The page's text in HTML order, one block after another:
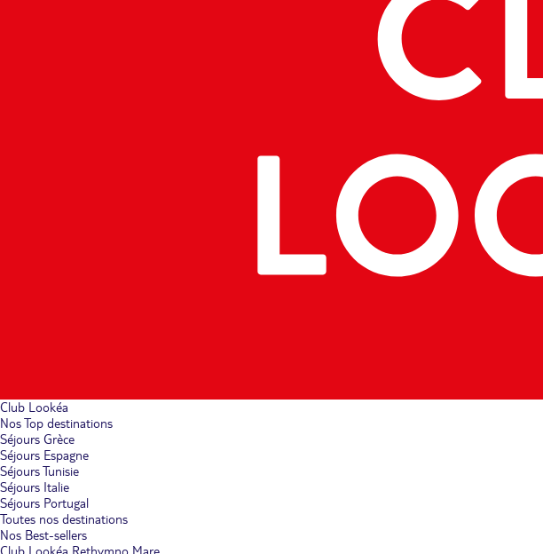
Club Lookéa
Nos Top destinations
Séjours Grèce
Séjours Espagne
Séjours Tunisie
Séjours Italie
Séjours Portugal
Toutes nos destinations
Nos Best-sellers